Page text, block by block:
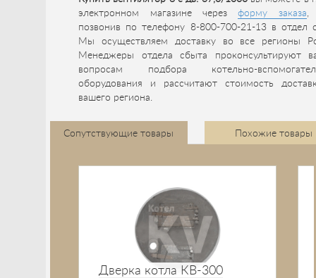
электронном магазине черезформу заказа,
позвонив по телефону 8-800-700-21-13 в отдел
Мы осуществляем доставку во все регионы
Менеджеры отдела сбыта проконсультируют
вопросам подбора котельно-
оборудования и рассчитают стоимость
вашего региона.
Сопутствующие товары Похожие товары
Дверка котла КВ-300